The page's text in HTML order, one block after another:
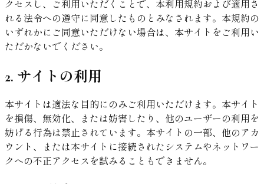
クセスし、ご利用いただくことで、本利用規約および適用さ
れる法令への遵守に同意したものとみなされます。本規約の
いずれかにご同意いただけない場合は、本サイトをご利用い
ただかないでください。
2. サイトの利用
本サイトは適法な目的にのみご利用いただけます。本サイト
を損傷、無効化、または妨害したり、他のユーザーの利用を
妨げる行為は禁止されています。本サイトの一部、他のアカ
ウント、または本サイトに接続されたシステムやネットワー
クへの不正アクセスを試みることもできません。